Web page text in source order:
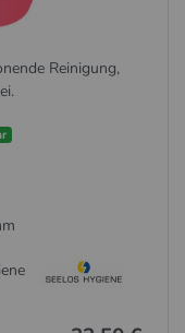
Reinigung,